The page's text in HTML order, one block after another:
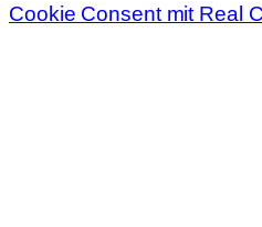
Cookie Consent mit Real